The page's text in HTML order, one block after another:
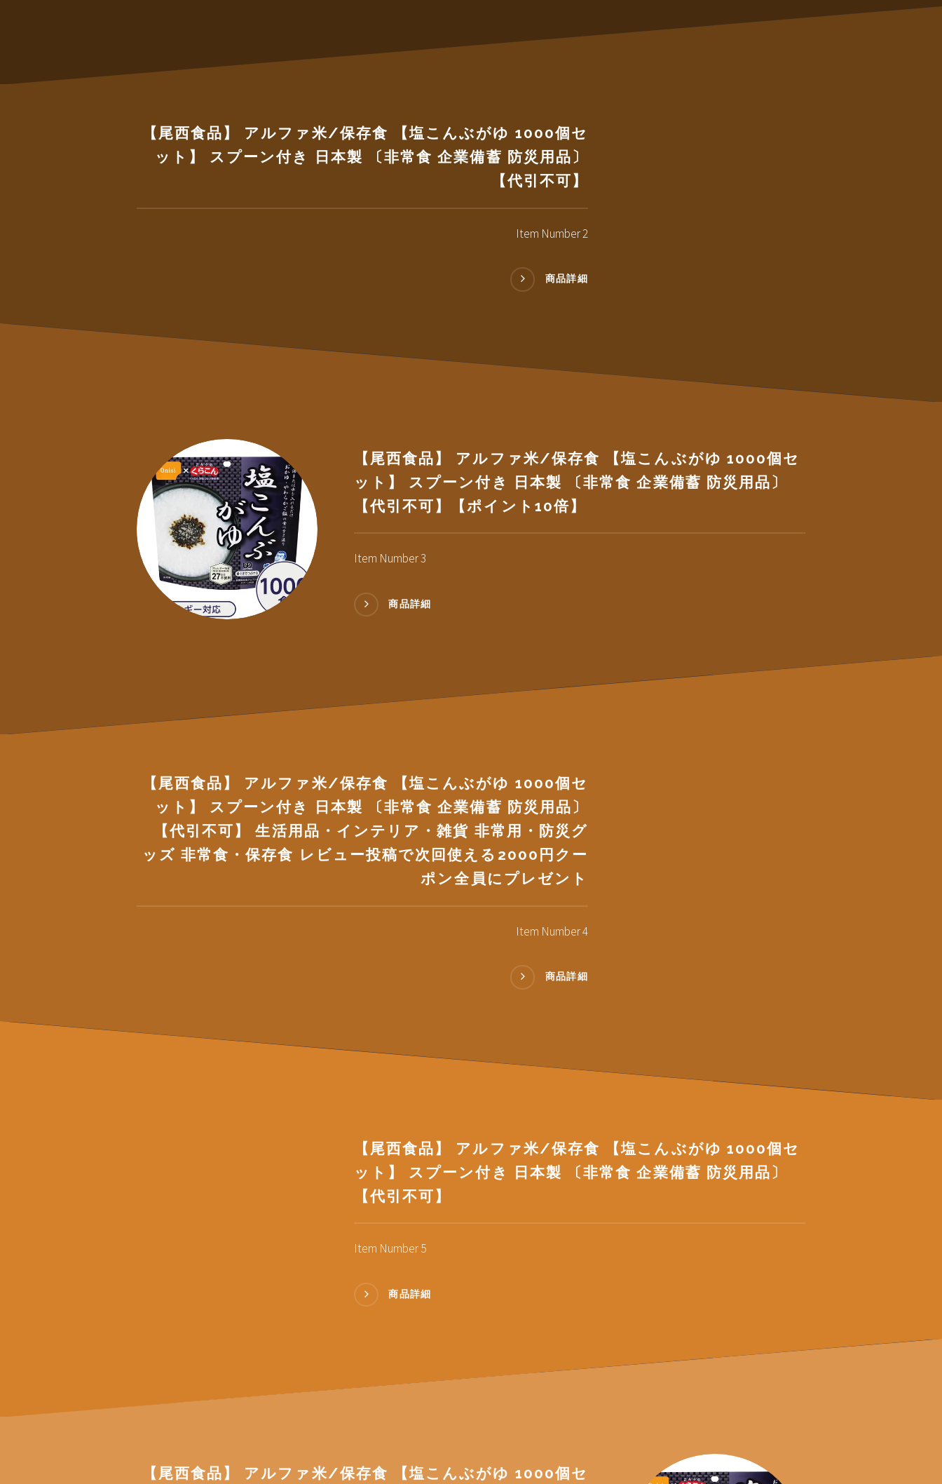
【尾西食品】 アルファ米/保存食 【塩こんぶがゆ 1000個セ
ット】 スプーン付き 日本製 〔非常食 企業備蓄 防災用品〕
【代引不可】
Item Number 2
商品詳細
【尾西食品】 アルファ米/保存食 【塩こんぶがゆ 1000個セ
ット】 スプーン付き 日本製 〔非常食 企業備蓄 防災用品〕
【代引不可】【ポイント10倍】
Item Number 3
商品詳細
【尾西食品】 アルファ米/保存食 【塩こんぶがゆ 1000個セ
ット】 スプーン付き 日本製 〔非常食 企業備蓄 防災用品〕
【代引不可】 生活用品・インテリア・雑貨 非常用・防災グ
ッズ 非常食・保存食 レビュー投稿で次回使える2000円クー
ポン全員にプレゼント
Item Number 4
商品詳細
【尾西食品】 アルファ米/保存食 【塩こんぶがゆ 1000個セ
ット】 スプーン付き 日本製 〔非常食 企業備蓄 防災用品〕
【代引不可】
Item Number 5
商品詳細
【尾西食品】 アルファ米/保存食 【塩こんぶがゆ 1000個セ